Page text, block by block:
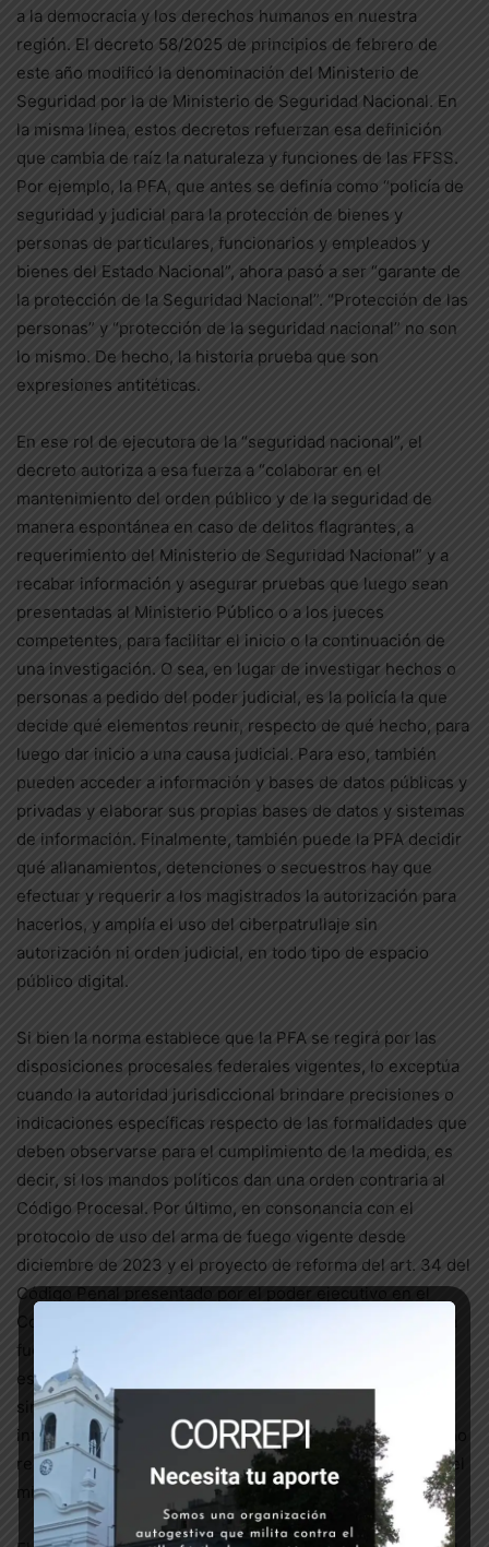
a la democracia y los derechos humanos en nuestra
región. El decreto 58/2025 de principios de febrero de
este año modificó la denominación del Ministerio de
Seguridad por la de Ministerio de Seguridad Nacional. En
la misma línea, estos decretos refuerzan esa definición
que cambia de raíz la naturaleza y funciones de las FFSS.
Por ejemplo, la PFA, que antes se definía como “policía de
seguridad y judicial para la protección de bienes y
personas de particulares, funcionarios y empleados y
bienes del Estado Nacional”, ahora pasó a ser “garante de
la protección de la Seguridad Nacional”. “Protección de las
personas” y “protección de la seguridad nacional” no son
lo mismo. De hecho, la historia prueba que son
expresiones antitéticas.
En ese rol de ejecutora de la “seguridad nacional”, el
decreto autoriza a esa fuerza a “colaborar en el
mantenimiento del orden público y de la seguridad de
manera espontánea en caso de delitos flagrantes, a
requerimiento del Ministerio de Seguridad Nacional” y a
recabar información y asegurar pruebas que luego sean
presentadas al Ministerio Público o a los jueces
competentes, para facilitar el inicio o la continuación de
una investigación. O sea, en lugar de investigar hechos o
personas a pedido del poder judicial, es la policía la que
decide qué elementos reunir, respecto de qué hecho, para
luego dar inicio a una causa judicial. Para eso, también
pueden acceder a información y bases de datos públicas y
privadas y elaborar sus propias bases de datos y sistemas
de información. Finalmente, también puede la PFA decidir
qué allanamientos, detenciones o secuestros hay que
efectuar y requerir a los magistrados la autorización para
hacerlos, y amplía el uso del ciberpatrullaje sin
autorización ni orden judicial, en todo tipo de espacio
público digital.
Si bien la norma establece que la PFA se regirá por las
disposiciones procesales federales vigentes, lo exceptúa
cuando la autoridad jurisdiccional brindare precisiones o
indicaciones específicas respecto de las formalidades que
deben observarse para el cumplimiento de la medida, es
decir, si los mandos políticos dan una orden contraria al
Código Procesal. Por último, en consonancia con el
protocolo de uso del arma de fuego vigente desde
diciembre de 2023 y el proyecto de reforma del art. 34 del
Código Penal presentado por el poder ejecutivo en el
Congreso, la resolución faculta a la PFA a hacer uso de la
fuerza para el cumplimiento de sus funciones y
específicamente a esgrimir ostensiblemente sus armas,
sin referencia alguna a las leyes y convenios
internacionales supra constitucionales que imponen como
requisito para usar el arma una amenaza equivalente y del
mismo grado.